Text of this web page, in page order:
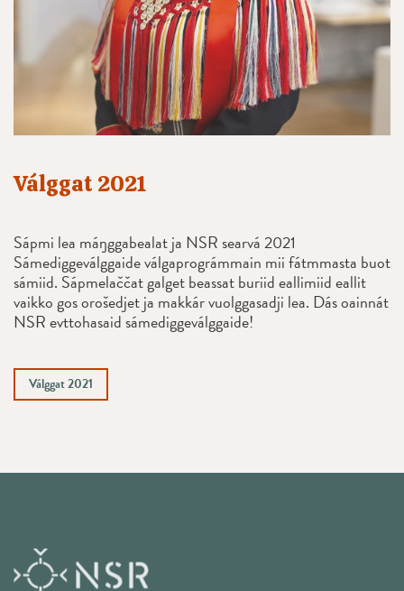
Válggat 2021
Sápmi lea máŋggabealat ja NSR searvá 2021
Sámediggeválggaide válgaprográmmain mii fátmmasta buot
sámiid. Sápmelaččat galget beassat buriid eallimiid eallit
vaikko gos orošedjet ja makkár vuolggasadji lea. Dás oainnát
NSR evttohasaid sámediggeválggaide!
Válggat 2021